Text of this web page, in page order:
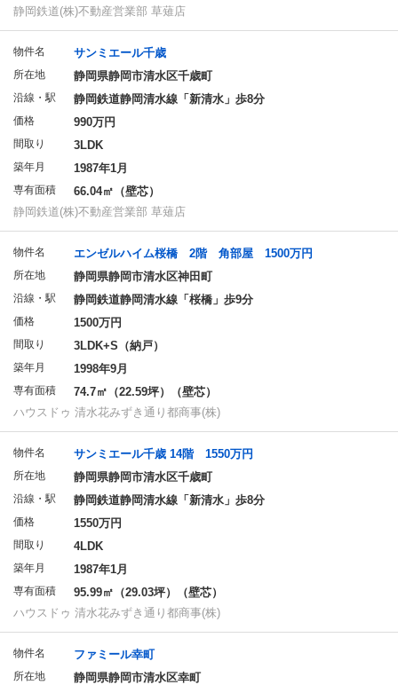
静岡鉄道(株)不動産営業部 草薙店
物件名 サンミエール千歳
所在地 静岡県静岡市清水区千歳町
沿線・駅 静岡鉄道静岡清水線「新清水」歩8分
価格 990万円
間取り 3LDK
築年月 1987年1月
専有面積
66.04㎡（壁芯）
静岡鉄道(株)不動産営業部 草薙店
物件名 エンゼルハイム桜橋 2階 角部屋 1500万円
所在地 静岡県静岡市清水区神田町
沿線・駅 静岡鉄道静岡清水線「桜橋」歩9分
価格 1500万円
間取り 3LDK+S（納戸）
築年月 1998年9月
専有面積
74.7㎡（22.59坪）（壁芯）
ハウスドゥ 清水花みずき通り都商事(株)
物件名 サンミエール千歳 14階 1550万円
所在地 静岡県静岡市清水区千歳町
沿線・駅 静岡鉄道静岡清水線「新清水」歩8分
価格 1550万円
間取り 4LDK
築年月 1987年1月
専有面積
95.99㎡（29.03坪）（壁芯）
ハウスドゥ 清水花みずき通り都商事(株)
物件名 ファミール幸町
所在地 静岡県静岡市清水区幸町